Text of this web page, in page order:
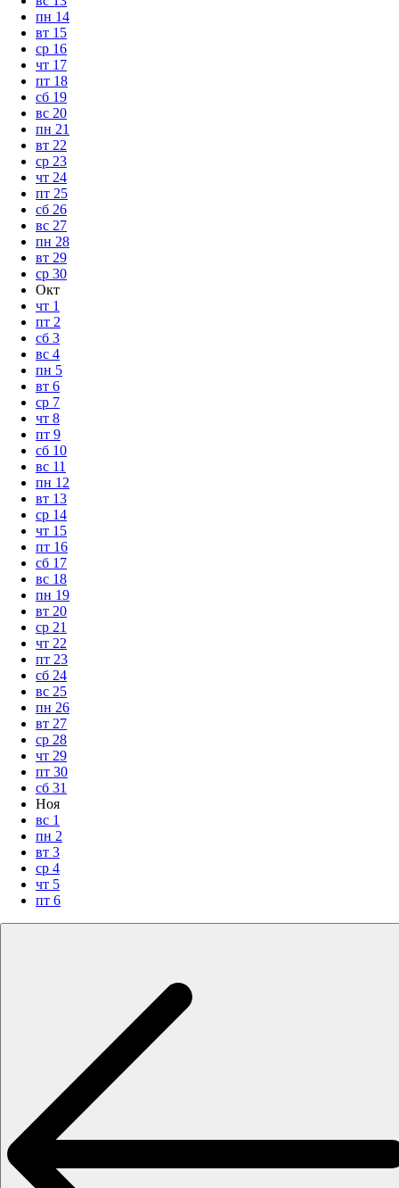
пн 14
вт 15
ср 16
чт 17
пт 18
сб 19
вс 20
пн 21
вт 22
ср 23
чт 24
пт 25
сб 26
вс 27
пн 28
вт 29
ср 30
Окт
чт 1
пт 2
сб 3
вс 4
пн 5
вт 6
ср 7
чт 8
пт 9
сб 10
вс 11
пн 12
вт 13
ср 14
чт 15
пт 16
сб 17
вс 18
пн 19
вт 20
ср 21
чт 22
пт 23
сб 24
вс 25
пн 26
вт 27
ср 28
чт 29
пт 30
сб 31
Ноя
вс 1
пн 2
вт 3
ср 4
чт 5
пт 6